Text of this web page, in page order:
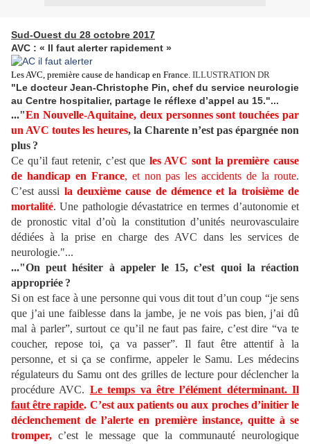
Sud-Ouest du 28 octobre 2017
AVC : « Il faut alerter rapidement »
Les AVC, première cause de handicap en France. ILLUSTRATION DR
"Le docteur Jean-Christophe Pin, chef du service neurologie
au Centre hospitalier, partage le réflexe d’appel au 15."...
..."En Nouvelle-Aquitaine, deux personnes sont touchées par
un AVC toutes les heures, la Charente n’est pas épargnée non
plus ?
Ce qu’il faut retenir, c’est que les AVC sont la première cause
de handicap en France, et non pas les accidents de la route.
C’est aussi la deuxième cause de démence et la troisième de
mortalité. Une pathologie dévastatrice en termes d’autonomie et
de pronostic vital d’où la constitution d’unités neurovasculaire
dédiées à la prise en charge des AVC dans les services de
neurologie."...
..."On peut hésiter à appeler le 15, c’est quoi la réaction
appropriée ?
Si on est face à une personne qui vous dit tout d’un coup “je sens
que j’ai une faiblesse dans la jambe, je ne vois pas bien, j’ai dû
mal à parler”, surtout ce qu’il ne faut pas faire, c’est dire “va te
coucher, repose toi, ça va passer”. Il faut être attentif à la
personne, et si ça se confirme, appeler le Samu. Les médecins
régulateurs du Samu ont des grilles de lecture pour déclencher la
procédure AVC. Le temps va être l’élément déterminant. Il
faut être rapide. C’est aux patients ou aux proches d’initier le
déclenchement de l’alerte en première instance, quitte à se
tromper, c’est le message que la communauté neurologique